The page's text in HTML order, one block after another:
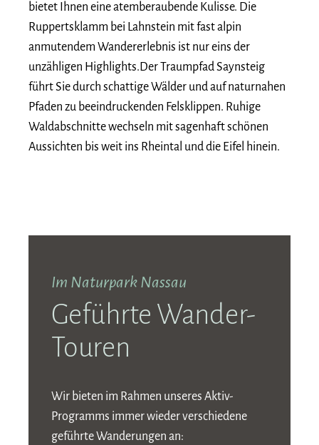
bietet Ihnen eine atemberaubende Kulisse. Die
Ruppertsklamm bei Lahnstein mit fast alpin
anmutendem Wandererlebnis ist nur eins der
unzähligen Highlights.Der Traumpfad Saynsteig
führt Sie durch schattige Wälder und auf naturnahen
Pfaden zu beeindruckenden Felsklippen. Ruhige
Waldabschnitte wechseln mit sagenhaft schönen
Aussichten bis weit ins Rheintal und die Eifel hinein.
Im Naturpark Nassau
Geführte Wander-
Touren
Wir bieten im Rahmen unseres Aktiv-
Programms immer wieder verschiedene
geführte Wanderungen an: